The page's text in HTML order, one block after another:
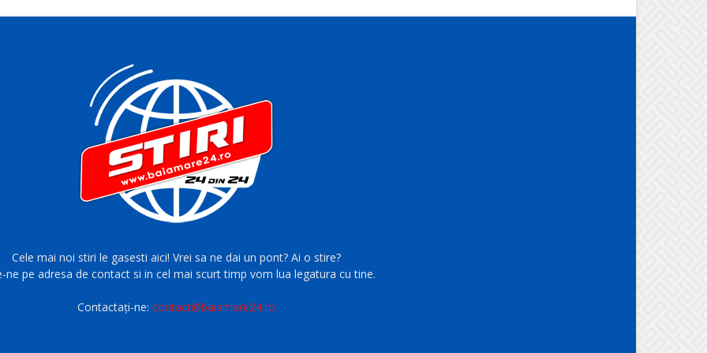
Cele mai noi stiri le gasesti aici! Vrei sa ne dai un pont? Ai o stire?
ne pe adresa de contact si in cel mai scurt timp vom lua legatura cu tine.
Contactați-ne:contact@baiamare24.ro